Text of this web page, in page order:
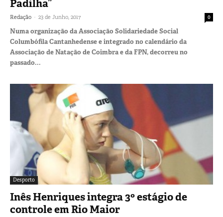
Padilha”
Redação - 23 de Junho, 2017 0
Numa organização da Associação Solidariedade Social
Columbófila Cantanhedense e integrado no calendário da
Associação de Natação de Coimbra e da FPN, decorreu no
passado...
Desporto
Inês Henriques integra 3º estágio de
controle em Rio Maior